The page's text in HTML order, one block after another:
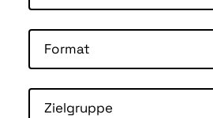
Format
Zielgruppe